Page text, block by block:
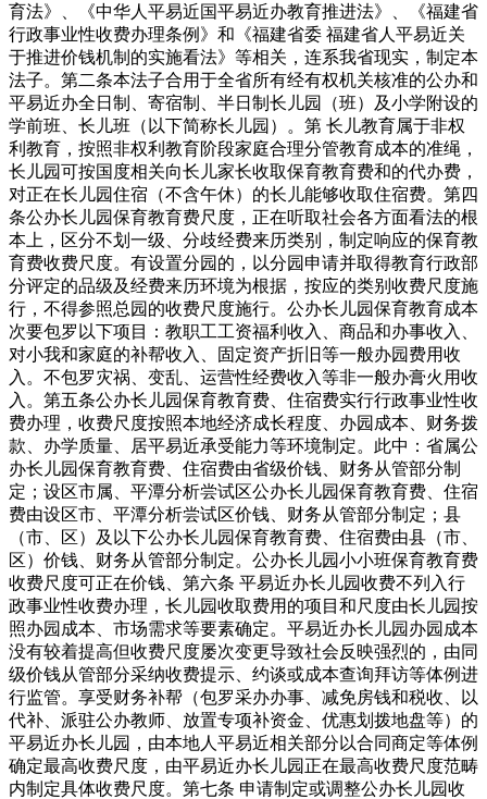
育法》、《中华人平易近国平易近办教育推进法》、《福建省
行政事业性收费办理条例》和《福建省委 福建省人平易近关
于推进价钱机制的实施看法》等相关，连系我省现实，制定本
法子。第二条本法子合用于全省所有经有权机关核准的公办和
平易近办全日制、寄宿制、半日制长儿园（班）及小学附设的
学前班、长儿班（以下简称长儿园）。第 长儿教育属于非权
利教育，按照非权利教育阶段家庭合理分管教育成本的准绳，
长儿园可按国度相关向长儿家长收取保育教育费和的代办费，
对正在长儿园住宿（不含午休）的长儿能够收取住宿费。第四
条公办长儿园保育教育费尺度，正在听取社会各方面看法的根
本上，区分不划一级、分歧经费来历类别，制定响应的保育教
育费收费尺度。有设置分园的，以分园申请并取得教育行政部
分评定的品级及经费来历环境为根据，按应的类别收费尺度施
行，不得参照总园的收费尺度施行。公办长儿园保育教育成本
次要包罗以下项目：教职工工资福利收入、商品和办事收入、
对小我和家庭的补帮收入、固定资产折旧等一般办园费用收
入。不包罗灾祸、变乱、运营性经费收入等非一般办膏火用收
入。第五条公办长儿园保育教育费、住宿费实行行政事业性收
费办理，收费尺度按照本地经济成长程度、办园成本、财务拨
款、办学质量、居平易近承受能力等环境制定。此中：省属公
办长儿园保育教育费、住宿费由省级价钱、财务从管部分制
定；设区市属、平潭分析尝试区公办长儿园保育教育费、住宿
费由设区市、平潭分析尝试区价钱、财务从管部分制定；县
（市、区）及以下公办长儿园保育教育费、住宿费由县（市、
区）价钱、财务从管部分制定。公办长儿园小小班保育教育费
收费尺度可正在价钱、第六条 平易近办长儿园收费不列入行
政事业性收费办理，长儿园收取费用的项目和尺度由长儿园按
照办园成本、市场需求等要素确定。平易近办长儿园办园成本
没有较着提高但收费尺度屡次变更导致社会反映强烈的，由同
级价钱从管部分采纳收费提示、约谈或成本查询拜访等体例进
行监管。享受财务补帮（包罗采办办事、减免房钱和税收、以
代补、派驻公办教师、放置专项补资金、优惠划拨地盘等）的
平易近办长儿园，由本地人平易近相关部分以合同商定等体例
确定最高收费尺度，由平易近办长儿园正在最高收费尺度范畴
内制定具体收费尺度。第七条 申请制定或调整公办长儿园收